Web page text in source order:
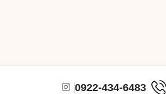
0922-434-6483